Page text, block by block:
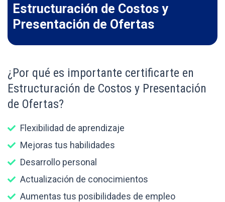
Estructuración de Costos y
Presentación de Ofertas
¿Por qué es importante certificarte en
Estructuración de Costos y Presentación
de Ofertas?
Flexibilidad de aprendizaje
Mejoras tus habilidades
Desarrollo personal
Actualización de conocimientos
Aumentas tus posibilidades de empleo